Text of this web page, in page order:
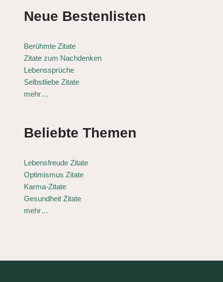
Neue Bestenlisten
Berühmte Zitate
Zitate zum Nachdenken
Lebenssprüche
Selbstliebe Zitate
mehr…
Beliebte Themen
Lebensfreude Zitate
Optimismus Zitate
Karma-Zitate
Gesundheit Zitate
mehr…